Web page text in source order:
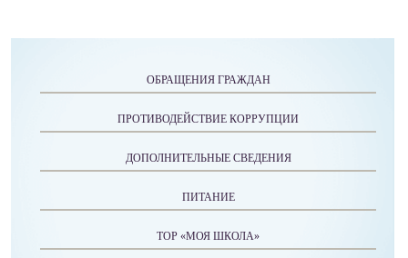
ОБРАЩЕНИЯ ГРАЖДАН
ПРОТИВОДЕЙСТВИЕ КОРРУПЦИИ
ДОПОЛНИТЕЛЬНЫЕ СВЕДЕНИЯ
ПИТАНИЕ
ТОР «МОЯ ШКОЛА»